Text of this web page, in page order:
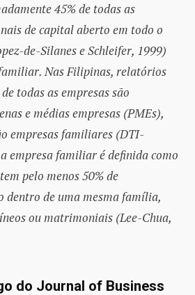
45% de todas as
de capital aberto em todo o
de-Silanes e Schleifer, 1999)
Nas Filipinas, relatórios
todas as empresas são
e médias empresas (PMEs),
empresas familiares (DTI-
empresa familiar é definida como
pelo menos 50% de
dentro de uma mesma família,
ou matrimoniais (Lee-Chua,
do Journal of Business